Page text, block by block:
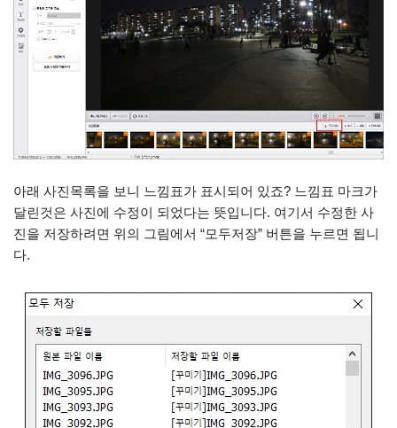
아래 사진목록을 보니 느낌표가 표시되어 있죠? 느낌표 마크가
달린것은 사진에 수정이 되었다는 뜻입니다. 여기서 수정한 사
진을 저장하려면 위의 그림에서 “모두저장” 버튼을 누르면 됩니
다.